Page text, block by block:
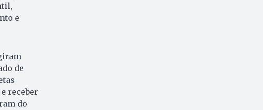
e
de
receber
do